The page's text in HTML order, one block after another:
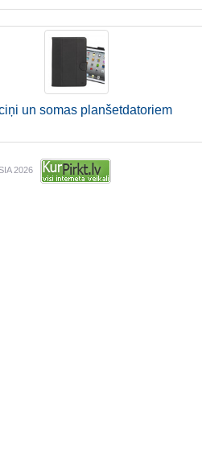
un somas planšetdatoriem
2026